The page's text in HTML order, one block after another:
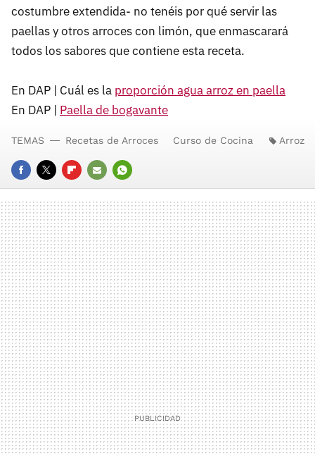
costumbre extendida- no tenéis por qué servir las
paellas y otros arroces con limón, que enmascarará
todos los sabores que contiene esta receta.
En DAP | Cuál es la proporción agua arroz en paella
En DAP | Paella de bogavante
FACEBOOK
TWITTERFLIPBOARD
E-
MAIL
WHATSAPP
TEMAS Recetas de Arroces Curso de Cocina Arroz